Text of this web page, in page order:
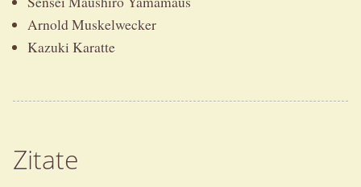
Arnold Muskelwecker
Kazuki Karatte
Zitate